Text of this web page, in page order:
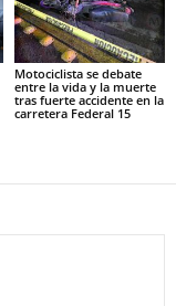
Motociclista se debate
entre la vida y la muerte
tras fuerte accidente en la
carretera Federal 15